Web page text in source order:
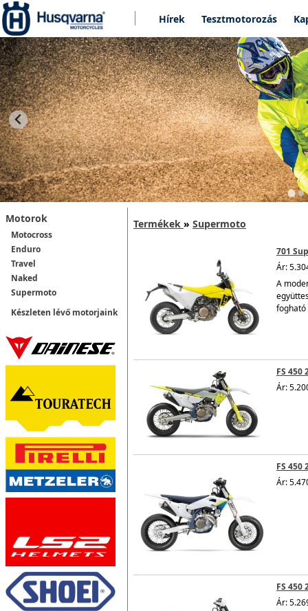
Hírek Tesztmotorozás
Motorok
Motocross
Enduro
Travel
Naked
Supermoto
Készleten lévő motorjaink
Termékek » Supermoto
701
Ár:
A
fogható
FS 450
Ár:
FS 450
Ár:
FS 450
Ár: